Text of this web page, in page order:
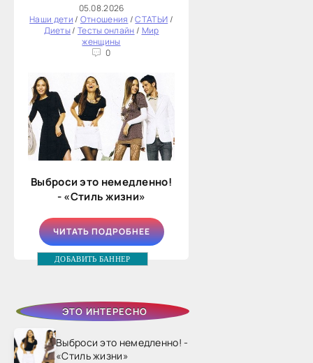
статью:
05.08.2026
Наши дети/ Отношения /СТАТЬИ/
Диеты/ Тесты онлайн/ Мир
женщины
0
Выброси это немедленно!
- «Стиль жизни»
ЧИТАТЬ ПОДРОБНЕЕ
ДОБАВИТЬ БАННЕР
ЭТО ИНТЕРЕСНО
Выброси это немедленно! -
«Стиль жизни»